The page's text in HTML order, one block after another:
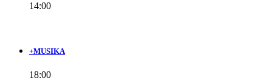
14:00
+MUSIKA
18:00